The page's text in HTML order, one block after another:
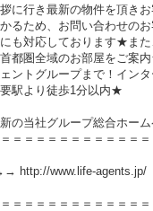
に行き最新の物件を頂き
るため、お問い合わせの
も対応しております★ま
都圏全域のお部屋をご案
ントグループまで！イン
駅より徒歩1分以内★
の当社グループ総合ホー
＝＝＝＝＝＝＝＝＝＝＝
http://www.life-agents.jp/
＝＝＝＝＝＝＝＝＝＝＝